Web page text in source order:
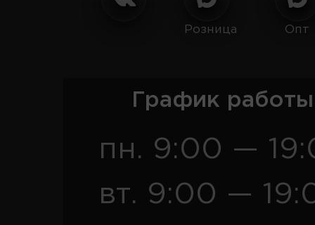
Розница Опт
График
пн. 9:00 —
вт. 9:00 —